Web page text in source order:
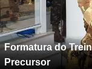
Formatura do
Precursor